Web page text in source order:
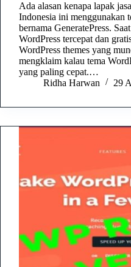
Ada alasan kenapa lapak
Indonesia ini menggunakan
bernama GeneratePress.
WordPress tercepat dan
WordPress themes yang
mengklaim kalau tema
yang paling cepat.…
Ridha Harwan
29